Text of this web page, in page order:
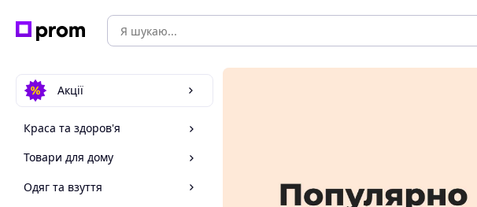
Акції
Краса та здоров'я
Товари для дому
Одяг та взуття